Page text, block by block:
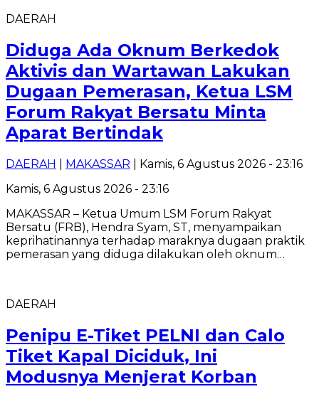
DAERAH
Diduga Ada Oknum Berkedok
Aktivis dan Wartawan Lakukan
Dugaan Pemerasan, Ketua LSM
Forum Rakyat Bersatu Minta
Aparat Bertindak
DAERAH MAKASSAR | Kamis, 6 Agustus 2026 - 23:16
Kamis, 6 Agustus 2026 - 23:16
MAKASSAR – Ketua Umum LSM Forum Rakyat
Bersatu (FRB), Hendra Syam, ST, menyampaikan
keprihatinannya terhadap maraknya dugaan praktik
pemerasan yang diduga dilakukan oleh oknum…
DAERAH
Penipu E-Tiket PELNI dan Calo
Tiket Kapal Diciduk, Ini
Modusnya Menjerat Korban